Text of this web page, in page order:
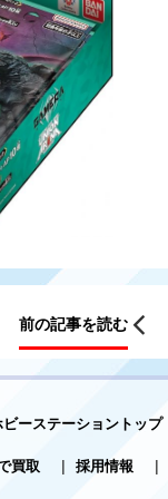
前の記事を読む
ーステーショントップ
買取
| 採用情報 |